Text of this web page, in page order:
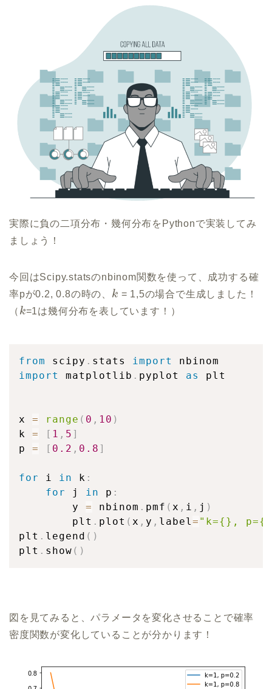
実際に負の二項分布・幾何分布をPythonで実装してみ
ましょう！
今回はScipy.statsのnbinom関数を使って、成功する確
率pが0.2, 0.8の時の、 k = 1,5の場合で生成しました！
（ k=1は幾何分布を表しています！）
from scipy . stats import
import
matplotlib . pyplot as plt
x = range ( 0 , 10 )
k = [ 1 , 5 ]
p = [ 0.2 , 0.8 ]
for i in k :
for
j in p :
        y
= nbinom . pmf ( x , i , j )
        plt
. plot ( x , y , label= "k={},
plt . legend ( )
plt . show ( )
図を見てみると、パラメータを変化させることで確率
密度関数が変化していることが分かります！